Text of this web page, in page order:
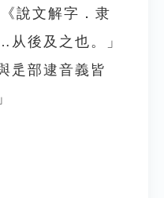
說文解字．隶
後及之也。」
辵部逮音義皆